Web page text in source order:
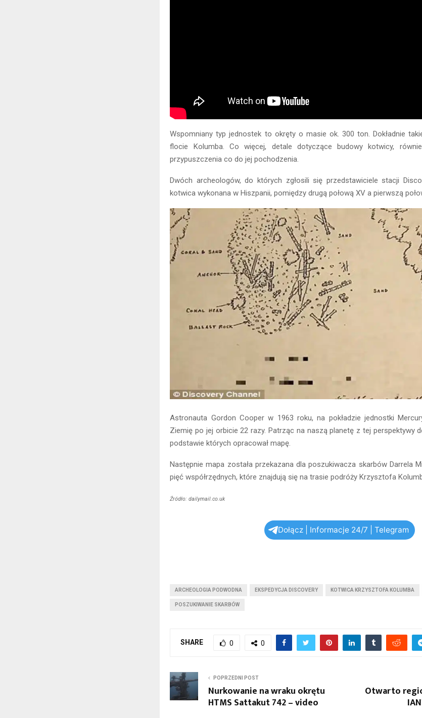
Wspomniany typ jednostek to okręty o masie ok. 300 ton. Dokładnie
flocie Kolumba. Co więcej, detale dotyczące budowy kotwicy,
przypuszczenia co do jej pochodzenia.
Dwóch archeologów, do których zgłosili się przedstawiciele stacji
kotwica wykonana w Hiszpanii, pomiędzy drugą połową XV a pierwszą
Astronauta Gordon Cooper w 1963 roku, na pokładzie jednostki
Ziemię po jej orbicie 22 razy. Patrząc na naszą planetę z tej perspektywy
podstawie których opracował mapę.
Następnie mapa została przekazana dla poszukiwacza skarbów Darrela
pięć współrzędnych, które znajdują się na trasie podróży Krzysztofa
Źródło: dailymail.co.uk
Dołącz | Informacje 24/7 | Telegram
ARCHEOLOGIA PODWODNA EKSPEDYCJA DISCOVERY KOTWICA KRZYSZTOFA KOLUMBA
POSZUKIWANIE SKARBÓW
SHARE 0 0
POPRZEDNI POST
Nurkowanie na wraku okrętu
HTMS Sattakut 742 – video
Otwarto